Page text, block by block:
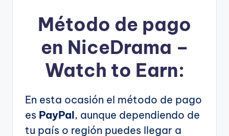
Método de pago
en NiceDrama –
Watch to Earn:
En esta ocasión el método de pago
es PayPal, aunque dependiendo de
tu país o región puedes llegar a